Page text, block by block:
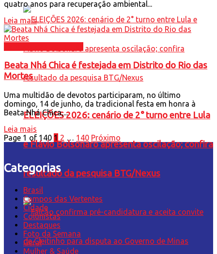
ELEIÇÕES 2026: cenário de 2° turno entre Lula
e Flávio Bolsonaro apresenta oscilação; confira
resultado da pesquisa BTG/Nexus
quatro anos para recuperação ambiental...
Leia mais
Beata Nhá Chica é festejada em Distrito do Rio das
Mortes
Uma multidão de devotos participaram, no último
domingo, 14 de junho, da tradicional festa em honra à
Beata Nhá Chica,...
Leia mais
Page 1 of 140 1 2 140 Próximo
Categorias
Brasil
Campos das Vertentes
Cidade
Colunistas
Destaques
Foto da Semana
Geral
Mulher & Saúde